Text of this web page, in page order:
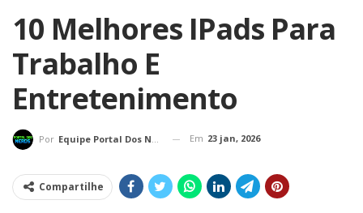
10 Melhores IPads Para
Trabalho E
Entretenimento
Por Equipe Portal Dos Nerds Em 23 jan, 2026
Compartilhe